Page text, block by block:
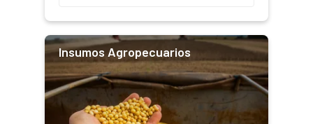
Insumos Agropecuarios